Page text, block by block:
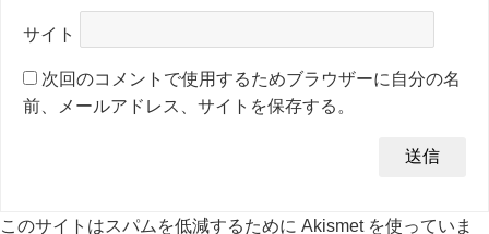
サイト
次回のコメントで使用するためブラウザーに自分の名
前、メールアドレス、サイトを保存する。
このサイトはスパムを低減するために Akismet を使っていま